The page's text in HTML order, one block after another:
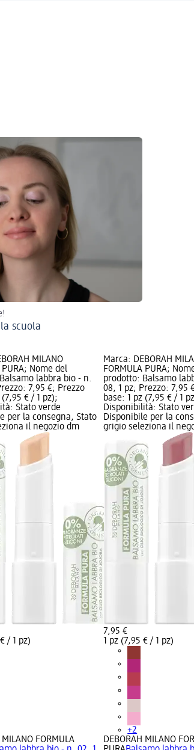
scuola
MILANO
PURA; Nome del
labbra bio - n.
7,95 €; Prezzo
(7,95 € / 1 pz);
Stato verde
per la consegna, Stato
il negozio dm
/ 1 pz)
MILANO FORMULA
Marca: DEBORAH
FORMULA PURA;
prodotto: Balsamo
08, 1 pz; Prezzo: 7,95
base: 1 pz (7,95 € / 1
Disponibilità: Stato
Disponibile per la
grigio seleziona il
7,95 €
1 pz (7,95 € / 1 pz)
+2
DEBORAH MILANO